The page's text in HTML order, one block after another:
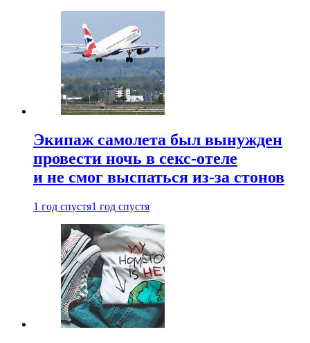
Экипаж самолета был вынужден
провести ночь в секс-отеле
и не смог выспаться из-за стонов
1 год спустя1 год спустя